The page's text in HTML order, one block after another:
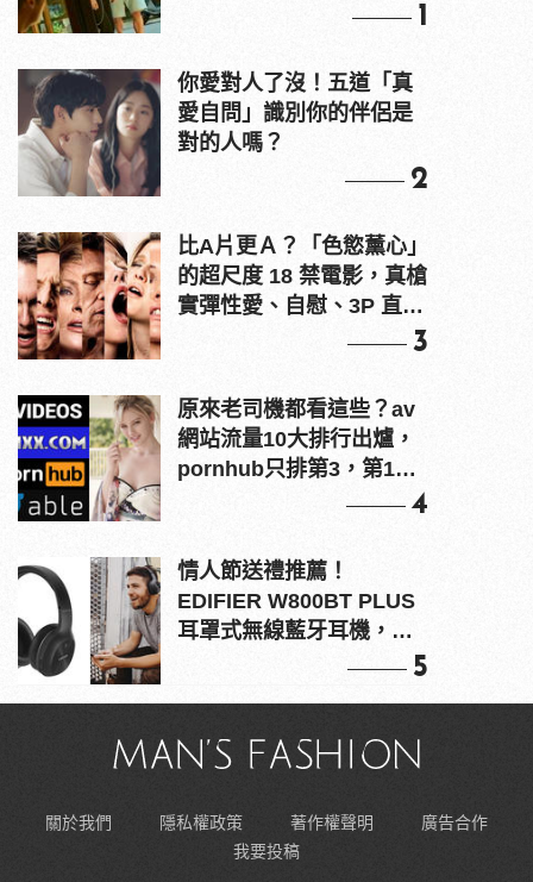
1
你愛對人了沒！五道「真
愛自問」識別你的伴侶是
對的人嗎？
2
比A片更Ａ？「色慾薰心」
的超尺度 18 禁電影，真槍
實彈性愛、自慰、3P 直接
3
原來老司機都看這些？av
網站流量10大排行出爐，
pornhub只排第3，第1名
4
情人節送禮推薦！
EDIFIER W800BT PLUS
耳罩式無線藍牙耳機，在
5
關於我們 隱私權政策 著作權聲明
廣告合作
我要投稿